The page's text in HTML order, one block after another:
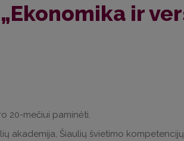
ir
20-mečiui paminėti.
akademija, Šiaulių švietimo